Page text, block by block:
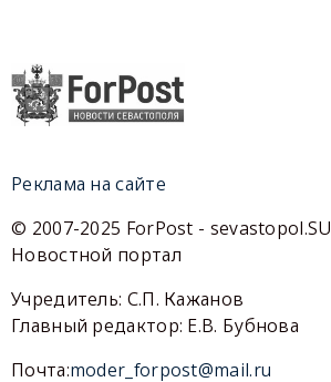
Реклама на сайте
© 2007-2025 ForPost - sevastopol.SU
Новостной портал
Учредитель: С.П. Кажанов
Главный редактор: Е.В. Бубнова
Почта:moder_forpost@mail.ru